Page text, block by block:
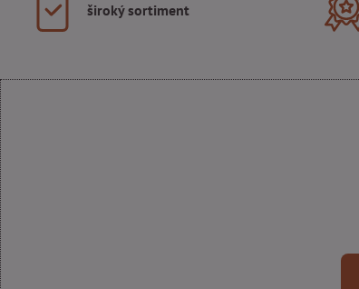
široký sortiment